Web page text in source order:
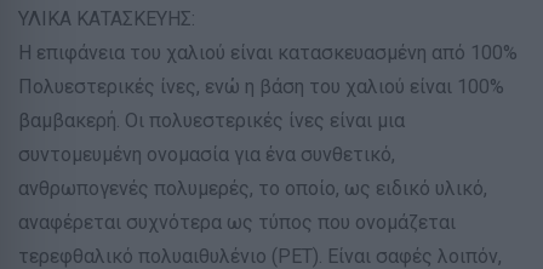
ΥΛΙΚΑ ΚΑΤΑΣΚΕΥΗΣ:
Η επιφάνεια του χαλιού είναι κατασκευασμένη από 100%
Πολυεστερικές ίνες, ενώ η βάση του χαλιού είναι 100%
βαμβακερή. Οι πολυεστερικές ίνες είναι μια
συντομευμένη ονομασία για ένα συνθετικό,
ανθρωπογενές πολυμερές, το οποίο, ως ειδικό υλικό,
αναφέρεται συχνότερα ως τύπος που ονομάζεται
τερεφθαλικό πολυαιθυλένιο (PET). Είναι σαφές λοιπόν,